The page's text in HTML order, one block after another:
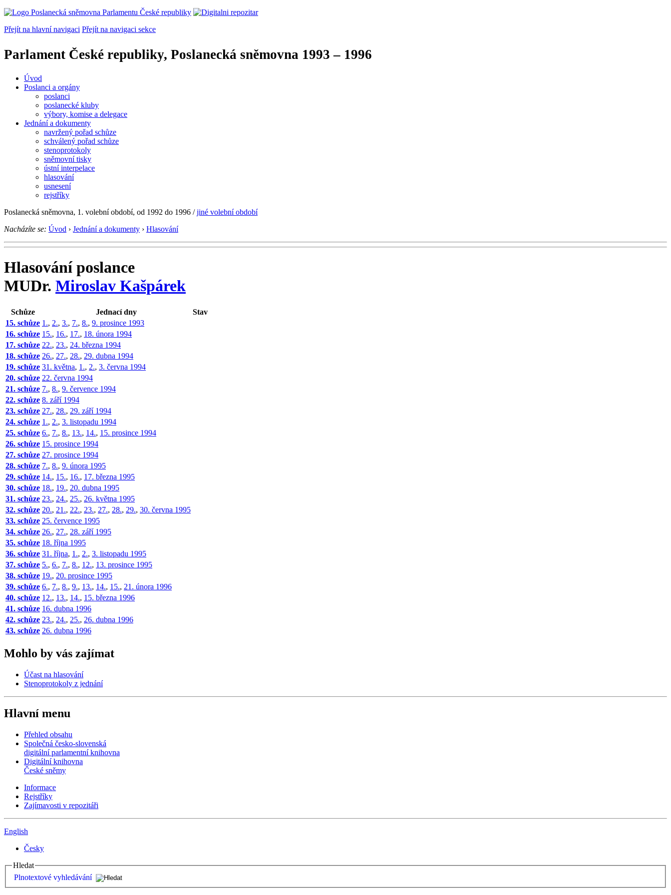
Přejít na hlavní navigaci Přejít na navigaci sekce
Parlament České republiky, Poslanecká sněmovna 1993 – 1996
Úvod
Poslanci a orgány
poslanci
poslanecké kluby
výbory, komise a delegace
Jednání a dokumenty
navržený pořad schůze
schválený pořad schůze
stenoprotokoly
sněmovní tisky
ústní interpelace
hlasování
usnesení
rejstříky
Poslanecká sněmovna, 1. volební období, od 1992 do 1996 /jiné volební období
Nacházíte se: Úvod › Jednání a dokumenty › Hlasování
Hlasování poslance
MUDr. Miroslav Kašpárek
Schůze Jednací dny
Stav
15. schůze 1., 2., 3., 7., 8., 9. prosince 1993
16. schůze 15., 16., 17., 18. února 1994
17. schůze 22., 23., 24. března 1994
18. schůze 26., 27., 28., 29. dubna 1994
19. schůze 31. května, 1., 2., 3. června 1994
20. schůze 22. června 1994
21. schůze 7., 8., 9. července 1994
22. schůze 8. září 1994
23. schůze 27., 28., 29. září 1994
24. schůze 1., 2., 3. listopadu 1994
25. schůze 6., 7., 8., 13., 14., 15. prosince 1994
26. schůze 15. prosince 1994
27. schůze 27. prosince 1994
28. schůze 7., 8., 9. února 1995
29. schůze 14., 15., 16., 17. března 1995
30. schůze 18., 19., 20. dubna 1995
31. schůze 23., 24., 25., 26. května 1995
32. schůze 20., 21., 22., 23., 27., 28., 29., 30. června 1995
33. schůze 25. července 1995
34. schůze 26., 27., 28. září 1995
35. schůze 18. října 1995
36. schůze 31. října, 1., 2., 3. listopadu 1995
37. schůze 5., 6., 7., 8., 12., 13. prosince 1995
38. schůze 19., 20. prosince 1995
39. schůze 6., 7., 8., 9., 13., 14., 15., 21. února 1996
40. schůze 12., 13., 14., 15. března 1996
41. schůze 16. dubna 1996
42. schůze 23., 24., 25., 26. dubna 1996
43. schůze 26. dubna 1996
Mohlo by vás zajímat
Účast na hlasování
Stenoprotokoly z jednání
Hlavní menu
Přehled obsahu
Společná česko-slovenská
digitální parlamentní knihovna
Digitální knihovna
České sněmy
Informace
Rejstříky
Zajímavosti v repozitáři
English
Česky
Hledat
Plnotextové vyhledávání